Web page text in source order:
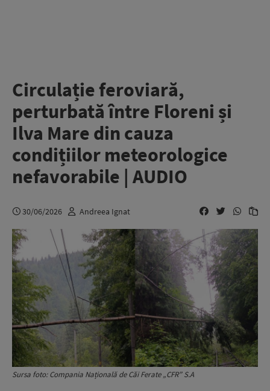
Circulație feroviară,
perturbată între Floreni și
Ilva Mare din cauza
condițiilor meteorologice
nefavorabile | AUDIO
30/06/2026 Andreea Ignat
Sursa foto: Compania Națională de Căi Ferate „CFR” S.A